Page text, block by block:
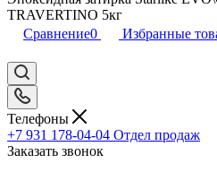
TRAVERTINO 5кг
Сравнение0 Избранные
Телефоны
+7 931 178-04-04 Отдел продаж
Заказать звонок